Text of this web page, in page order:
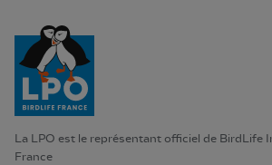
La LPO est le représentant officiel de BirdLife
France